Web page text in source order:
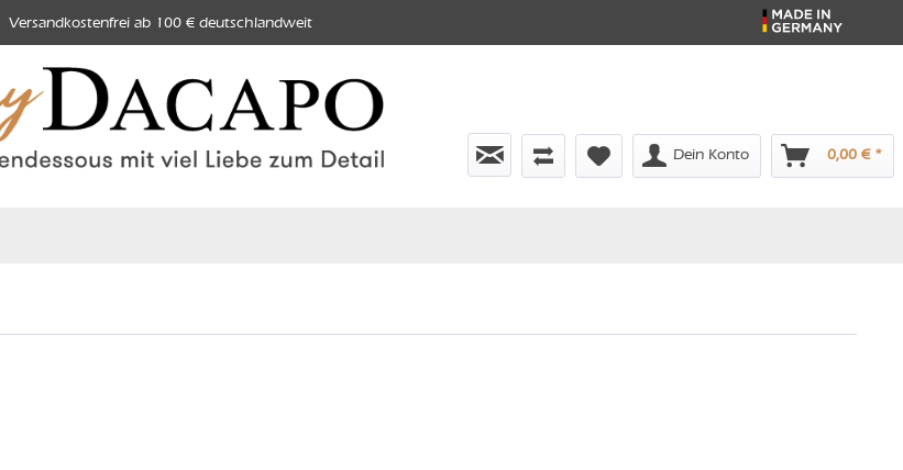
Versandkostenfrei ab 100 € deutschlandweit
Dein Konto 0,00 € *